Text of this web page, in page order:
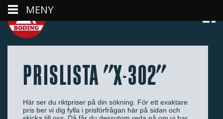
PRISLISTA "X-302"
Här ser du riktpriser på din sökning. För ett exaktare
pris ber vi dig fylla i prisförfrågan här på sidan och
MENY